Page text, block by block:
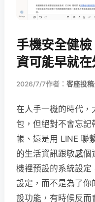
手機安全健
資可能早就在
2026/7/7作者： 客座投稿
在人手一機的時代，
包，但絕對不會忘記
帳、還是用 LINE 聯
的生活資訊跟敏感
機裡預設的系統設定
設定，而不是為了你
設功能，有時候反而